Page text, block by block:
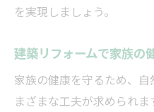
を実現しましょう。
建築リフォームで家族の
家族の健康を守るため、
まざまな工夫が求められ